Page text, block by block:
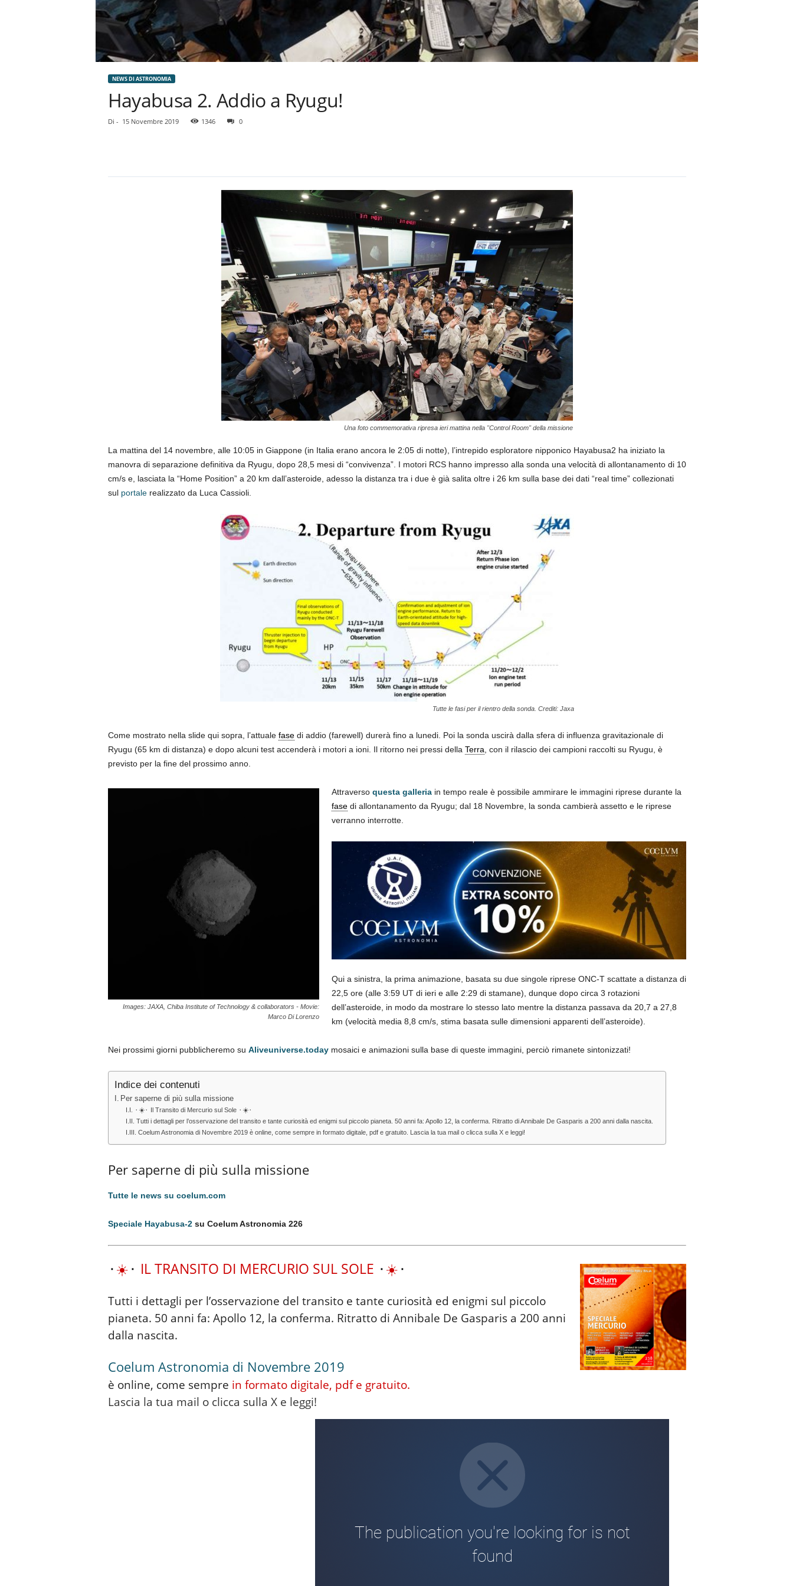
NEWS DI ASTRONOMIA
Hayabusa 2. Addio a Ryugu!
Di - 15 Novembre 2019 1346 0
Una foto commemorativa ripresa ieri mattina nella "Control Room" della missione
La mattina del 14 novembre, alle 10:05 in Giappone (in Italia erano ancora le 2:05 di notte), l’intrepido esploratore nipponico Hayabusa2 ha iniziato la
manovra di separazione definitiva da Ryugu, dopo 28,5 mesi di “convivenza”. I motori RCS hanno impresso alla sonda una velocità di allontanamento di 10
cm/s e, lasciata la “Home Position” a 20 km dall’asteroide, adesso la distanza tra i due è già salita oltre i 26 km sulla base dei dati “real time” collezionati
sul portalerealizzato da Luca Cassioli.
Tutte le fasi per il rientro della sonda. Crediti: Jaxa
Come mostrato nella slide qui sopra, l’attuale fasedi addio (farewell) durerà fino a lunedi. Poi la sonda uscirà dalla sfera di influenza gravitazionale di
Ryugu (65 km di distanza) e dopo alcuni test accenderà i motori a ioni. Il ritorno nei pressi della Terra , con il rilascio dei campioni raccolti su Ryugu, è
previsto per la fine del prossimo anno.
Images: JAXA, Chiba Institute of Technology & collaborators - Movie:
Marco Di Lorenzo
Attraverso questa galleriain tempo reale è possibile ammirare le immagini riprese durante la
fasedi allontanamento da Ryugu; dal 18 Novembre, la sonda cambierà assetto e le riprese
verranno interrotte.
Qui a sinistra, la prima animazione, basata su due singole riprese ONC-T scattate a distanza di
22,5 ore (alle 3:59 UT di ieri e alle 2:29 di stamane), dunque dopo circa 3 rotazioni
dell’asteroide, in modo da mostrare lo stesso lato mentre la distanza passava da 20,7 a 27,8
km (velocità media 8,8 cm/s, stima basata sulle dimensioni apparenti dell’asteroide).
Nei prossimi giorni pubblicheremo su Aliveuniverse.todaymosaici e animazioni sulla base di queste immagini, perciò rimanete sintonizzati!
Indice dei contenuti
Per saperne di più sulla missione
⬝☀️⬝ Il Transito di Mercurio sul Sole ⬝☀️⬝
Tutti i dettagli per l’osservazione del transito e tante curiosità ed enigmi sul piccolo pianeta. 50 anni fa: Apollo 12, la conferma. Ritratto di Annibale De Gasparis a 200 anni dalla nascita.
Coelum Astronomia di Novembre 2019 è online, come sempre in formato digitale, pdf e gratuito. Lascia la tua mail o clicca sulla X e leggi!
Per saperne di più sulla missione
Tutte le news su coelum.com
Speciale Hayabusa-2su Coelum Astronomia 226
⬝☀️⬝ IL TRANSITO DI MERCURIO SUL SOLE ⬝☀️⬝
Tutti i dettagli per l’osservazione del transito e tante curiosità ed enigmi sul piccolo
pianeta. 50 anni fa: Apollo 12, la conferma. Ritratto di Annibale De Gasparis a 200 anni
dalla nascita.
Coelum Astronomia di Novembre 2019
è online, come sempre in formato digitale, pdf e gratuito.
Lascia la tua mail o clicca sulla X e leggi!